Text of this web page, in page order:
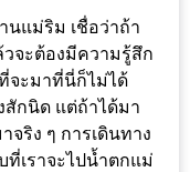
นแม่ริม เชื่อว่าถ้า
วจะต้องมีความรู้สึก
จะมาที่นี่ก็ไม่ได้
สักนิด แต่ถ้าได้มา
ริง ๆ การเดินทาง
ที่เราจะไปน้ำตกแม่